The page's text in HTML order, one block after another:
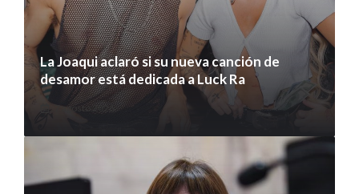
La Joaqui aclaró si su nueva canción de
desamor está dedicada a Luck Ra
7 agosto 2026